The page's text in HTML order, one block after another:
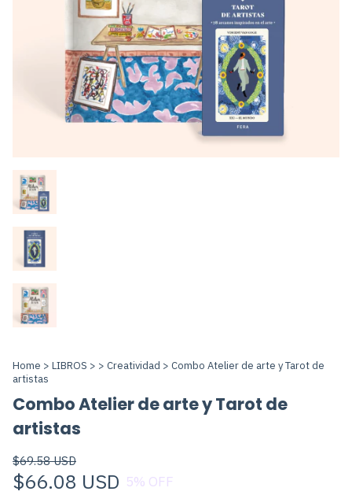
Home > LIBROS > > Creatividad > Combo Atelier de arte y Tarot de
artistas
Combo Atelier de arte y Tarot de
artistas
$69.58 USD
$66.08 USD 5% OFF